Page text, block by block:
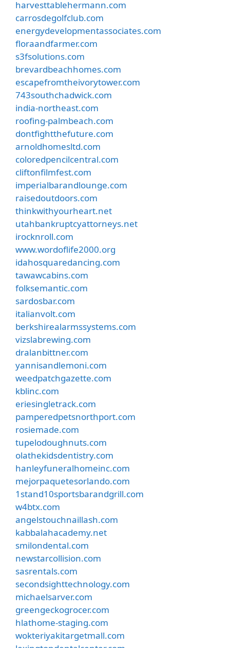
harvesttablehermann.com
carrosdegolfclub.com
energydevelopmentassociates.com
floraandfarmer.com
s3fsolutions.com
brevardbeachhomes.com
escapefromtheivorytower.com
743southchadwick.com
india-northeast.com
roofing-palmbeach.com
dontfightthefuture.com
arnoldhomesltd.com
coloredpencilcentral.com
cliftonfilmfest.com
imperialbarandlounge.com
raisedoutdoors.com
thinkwithyourheart.net
utahbankruptcyattorneys.net
irocknroll.com
www.wordoflife2000.org
idahosquaredancing.com
tawawcabins.com
folksemantic.com
sardosbar.com
italianvolt.com
berkshirealarmssystems.com
vizslabrewing.com
dralanbittner.com
yannisandlemoni.com
weedpatchgazette.com
kblinc.com
eriesingletrack.com
pamperedpetsnorthport.com
rosiemade.com
tupelodoughnuts.com
olathekidsdentistry.com
hanleyfuneralhomeinc.com
mejorpaquetesorlando.com
1stand10sportsbarandgrill.com
w4btx.com
angelstouchnaillash.com
kabbalahacademy.net
smilondental.com
newstarcollision.com
sasrentals.com
secondsighttechnology.com
michaelsarver.com
greengeckogrocer.com
hlathome-staging.com
wokteriyakitargetmall.com